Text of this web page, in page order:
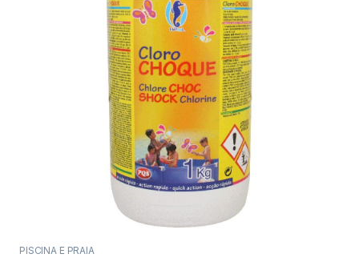
PISCINA E PRAIA